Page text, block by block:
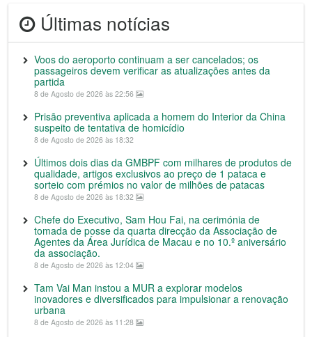
Últimas notícias
Voos do aeroporto continuam a ser cancelados; os
passageiros devem verificar as atualizações antes da
partida
8 de Agosto de 2026 às 22:56
Prisão preventiva aplicada a homem do Interior da China
suspeito de tentativa de homicídio
8 de Agosto de 2026 às 18:32
Últimos dois dias da GMBPF com milhares de produtos de
qualidade, artigos exclusivos ao preço de 1 pataca e
sorteio com prémios no valor de milhões de patacas
8 de Agosto de 2026 às 18:32
Chefe do Executivo, Sam Hou Fai, na cerimónia de
tomada de posse da quarta direcção da Associação de
Agentes da Área Jurídica de Macau e no 10.º aniversário
da associação.
8 de Agosto de 2026 às 12:04
Tam Vai Man instou a MUR a explorar modelos
inovadores e diversificados para impulsionar a renovação
urbana
8 de Agosto de 2026 às 11:28